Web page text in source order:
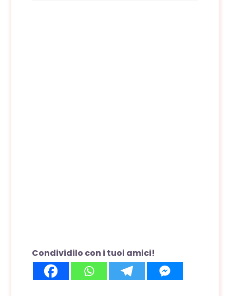
Condividilo con i tuoi amici!